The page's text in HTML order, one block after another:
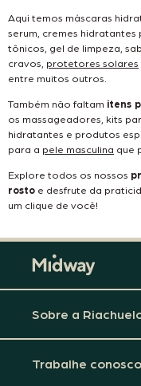
Aqui temos máscaras
serum, cremes
tônicos, gel de limpeza,
cravos, protetores solares
entre muitos outros.
Também não faltam itens
os massageadores, kits
hidratantes e produtos
para a pele masculina que
Explore todos os nossos
rosto e desfrute da
um clique de você!
Sobre a
Trabalhe conosco